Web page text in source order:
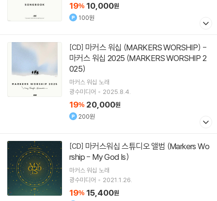
19% 10,000원
100원
[CD]
마커스 워십 2025 (MARKERS WORSHIP 2
025)
마커스 워십 노래
광수미디어
2025.8.4.
19% 20,000원
200원
[CD]
rship - My God Is)
마커스 워십 노래
광수미디어
2021.1.26.
19% 15,400원